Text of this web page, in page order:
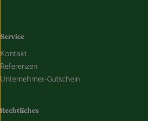
Service
Kontakt
Referenzen
Unternehmer-Gutschein
Rechtliches